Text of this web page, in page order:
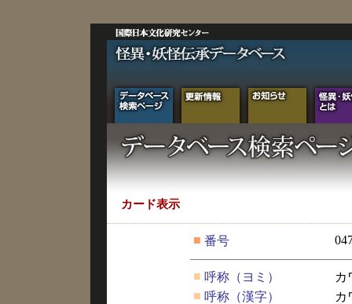
カード表示
■ 番号
■ 呼称（ヨミ）
カ
■ 呼称（漢字） カ